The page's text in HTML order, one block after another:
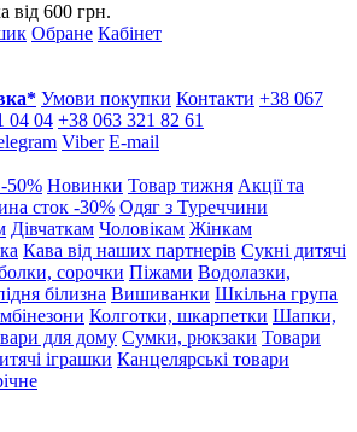
від 600 грн.
Обране Кабінет
Умови покупки Контакти +38 067
04 04 +38 063 321 82 61
Viber E-mail
50% Новинки Товар тижня Акції та
сток -30% Одяг з Туреччини
Дівчаткам Чоловікам Жінкам
Кава від наших партнерів Сукні дитячі
сорочки Піжами Водолазки,
білизна Вишиванки Шкільна група
Колготки, шкарпетки Шапки,
для дому Сумки, рюкзаки Товари
іграшки Канцелярські товари